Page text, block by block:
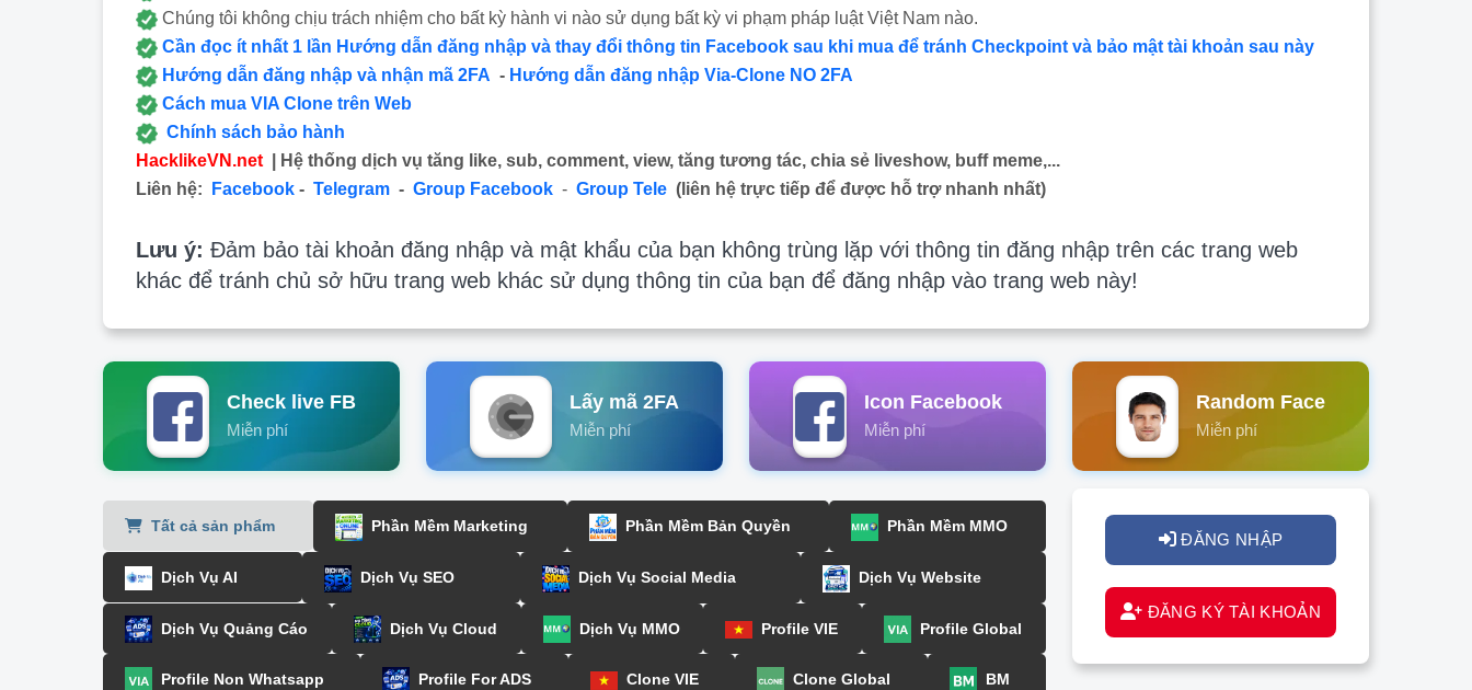
Chúng tôi không chịu trách nhiệm cho bất kỳ hành vi nào sử dụng bất kỳ vi phạm pháp luật Việt Nam nào.
Cần đọc ít nhất 1 lần Hướng dẫn đăng nhập và thay đổi thông tin Facebook sau khi mua để tránh Checkpoint và bảo mật tài khoản sau này
Hướng dẫn đăng nhập và nhận mã 2FA - Hướng dẫn đăng nhập Via-Clone NO 2FA
Cách mua VIA Clone trên Web
Chính sách bảo hành
HacklikeVN.net | Hệ thống dịch vụ tăng like, sub, comment, view, tăng tương tác, chia sẻ liveshow, buff meme,...
Liên hệ:
Facebook - Telegram - Group Facebook - Group Tele (liên hệ trực tiếp để được hỗ trợ nhanh nhất)
Lưu ý: Đảm bảo tài khoản đăng nhập và mật khẩu của bạn không trùng lặp với thông tin đăng nhập trên các trang web
khác để tránh chủ sở hữu trang web khác sử dụng thông tin của bạn để đăng nhập vào trang web này!
Check live FB
Miễn phí
Lấy mã 2FA
Miễn phí
Icon Facebook
Miễn phí
Random Face
Miễn phí
Tất cả sản phẩm Phần Mềm Marketing Phần Mềm Bản Quyền Phần Mềm MMO
Dịch Vụ AI Dịch Vụ SEO Dịch Vụ Social Media Dịch Vụ Website
Dịch Vụ Quảng Cáo Dịch Vụ Cloud Dịch Vụ MMO Profile VIE Profile Global
Profile Non Whatsapp Profile For ADS Clone VIE Clone Global BM
ĐĂNG NHẬP
ĐĂNG KÝ TÀI KHOẢN